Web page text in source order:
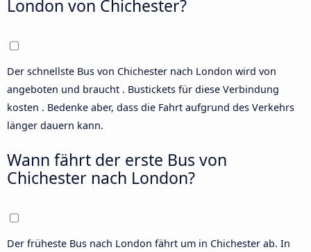
London von Chichester?
Der schnellste Bus von Chichester nach London wird von
angeboten und braucht . Bustickets für diese Verbindung
kosten . Bedenke aber, dass die Fahrt aufgrund des Verkehrs
länger dauern kann.
Wann fährt der erste Bus von
Chichester nach London?
Der früheste Bus nach London fährt um in Chichester ab. In